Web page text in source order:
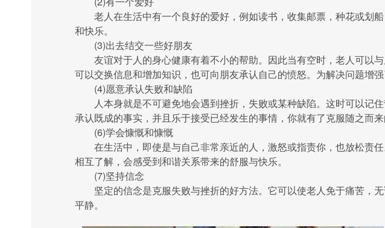
老人在生活中有一个良好的爱好，例如读书，收集邮票，种花或划船
和快乐。
(3)出去结交一些好朋友
友谊对于人的身心健康有着不小的帮助。因此当有空时，老人可以与
可以交换信息和增加知识，也可向朋友承认自己的愤怒。为解决问题增
(4)愿意承认失败和缺陷
人本身就是不可避免地会遇到挫折，失败或某种缺陷。这时可以记住
承认既成的事实，并且乐于接受已经发生的事情，你就有了克服随之而
(6)学会慷慨和慷慨
在生活中，即使是与自己非常亲近的人，激怒或指责你，也放松责
相互了解，会感受到和谐关系带来的舒服与快乐。
(7)坚持信念
坚定的信念是克服失败与挫折的好方法。它可以使老人免于痛苦，
平静。